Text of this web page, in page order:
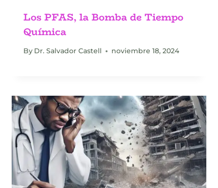
Los PFAS, la Bomba de Tiempo
Química
By Dr. Salvador Castell noviembre 18, 2024